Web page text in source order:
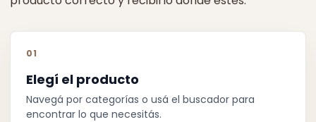
01
Elegí el producto
Navegá por categorías o usá el buscador para
encontrar lo que necesitás.